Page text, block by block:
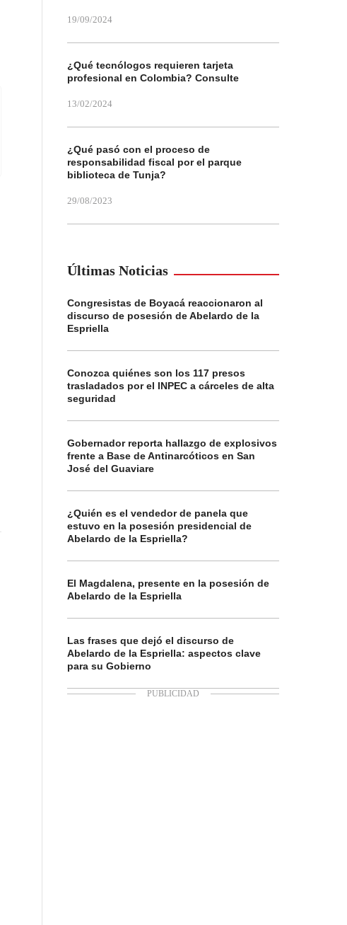
19/09/2024
¿Qué tecnólogos requieren tarjeta
profesional en Colombia? Consulte
13/02/2024
¿Qué pasó con el proceso de
responsabilidad fiscal por el parque
biblioteca de Tunja?
29/08/2023
Últimas Noticias
Congresistas de Boyacá reaccionaron al
discurso de posesión de Abelardo de la
Espriella
Conozca quiénes son los 117 presos
trasladados por el INPEC a cárceles de alta
seguridad
Gobernador reporta hallazgo de explosivos
frente a Base de Antinarcóticos en San
José del Guaviare
¿Quién es el vendedor de panela que
estuvo en la posesión presidencial de
Abelardo de la Espriella?
El Magdalena, presente en la posesión de
Abelardo de la Espriella
Las frases que dejó el discurso de
Abelardo de la Espriella: aspectos clave
para su Gobierno